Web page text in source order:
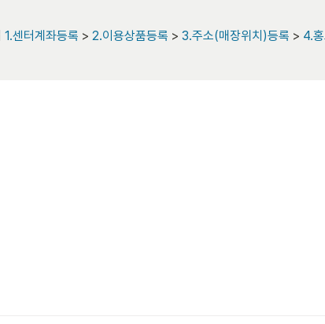
1.센터계좌등록 > 2.이용상품등록 > 3.주소(매장위치)등록 > 4.